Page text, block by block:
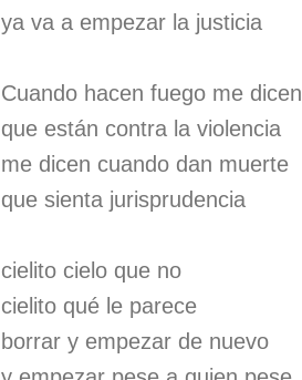
ya va a empezar la justicia
Cuando hacen fuego me dicen
que están contra la violencia
me dicen cuando dan muerte
que sienta jurisprudencia
cielito cielo que no
cielito qué le parece
borrar y empezar de nuevo